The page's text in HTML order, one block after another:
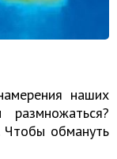
наших
Чтобы обмануть